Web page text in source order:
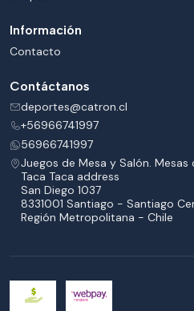
Información
Contacto
Contáctanos
deportes@catron.cl
+56966741997
56966741997
Juegos de Mesa y Salón. Mesas
Taca Taca address
San Diego 1037
8331001 Santiago - Santiago
Región Metropolitana - Chile